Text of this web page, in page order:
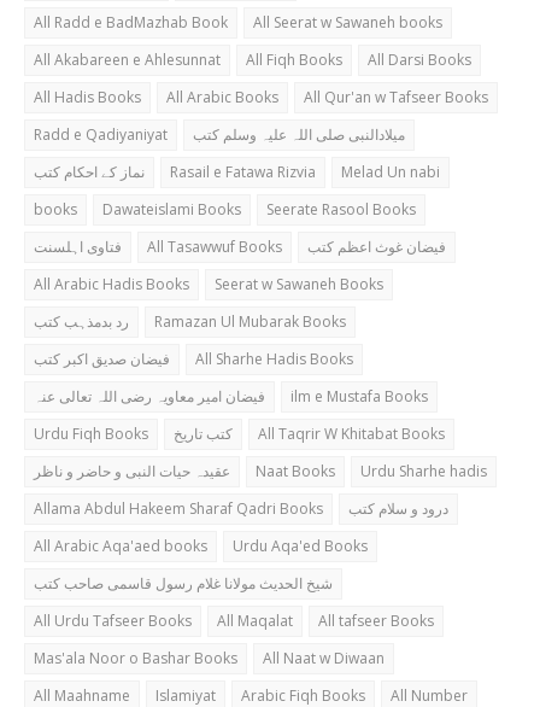
All Radd e BadMazhab Book
All Seerat w Sawaneh books
All Akabareen e Ahlesunnat
All Fiqh Books
All Darsi Books
All Hadis Books
All Arabic Books
All Qur'an w Tafseer Books
Radd e Qadiyaniyat
میلادالنبی صلی اللہ علیہ وسلم کتب
نماز کے احکام کتب
Rasail e Fatawa Rizvia
Melad Un nabi
books
Dawateislami Books
Seerate Rasool Books
فتاوی اہلسنت
All Tasawwuf Books
فیضان غوث اعظم کتب
All Arabic Hadis Books
Seerat w Sawaneh Books
رد بدمذہب کتب
Ramazan Ul Mubarak Books
فیضان صدیق اکبر کتب
All Sharhe Hadis Books
فیضان امیر معاویہ رضی اللہ تعالی عنہ
ilm e Mustafa Books
Urdu Fiqh Books
کتب تاریخ
All Taqrir W Khitabat Books
عقیدہ حیات النبی و حاضر و ناظر
Naat Books
Urdu Sharhe hadis
Allama Abdul Hakeem Sharaf Qadri Books
درود و سلام کتب
All Arabic Aqa'aed books
Urdu Aqa'ed Books
شیخ الحدیث مولانا غلام رسول قاسمی صاحب کتب
All Urdu Tafseer Books
All Maqalat
All tafseer Books
Mas'ala Noor o Bashar Books
All Naat w Diwaan
All Maahname
Islamiyat Arabic Fiqh Books
All Number